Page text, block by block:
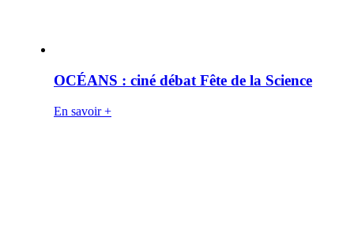
OCÉANS : ciné débat Fête de la Science
En savoir +